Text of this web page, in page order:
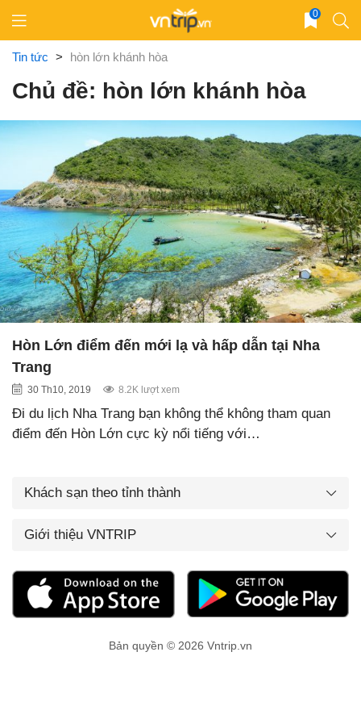
content
0
Tin tức > hòn lớn khánh hòa
Chủ đề: hòn lớn khánh hòa
Hòn Lớn điểm đến mới lạ và hấp dẫn tại Nha
Trang
30 Th10, 2019 8.2K lượt xem
Đi du lịch Nha Trang bạn không thể không tham quan
điểm đến Hòn Lớn cực kỳ nổi tiếng với…
Khách sạn theo tỉnh thành
Giới thiệu VNTRIP
Bản quyền © 2026 Vntrip.vn